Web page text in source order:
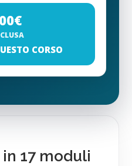
€
CORSO
17 moduli